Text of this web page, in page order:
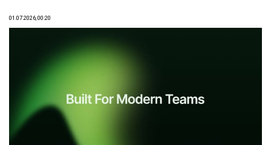
01.07.2026, 00:20